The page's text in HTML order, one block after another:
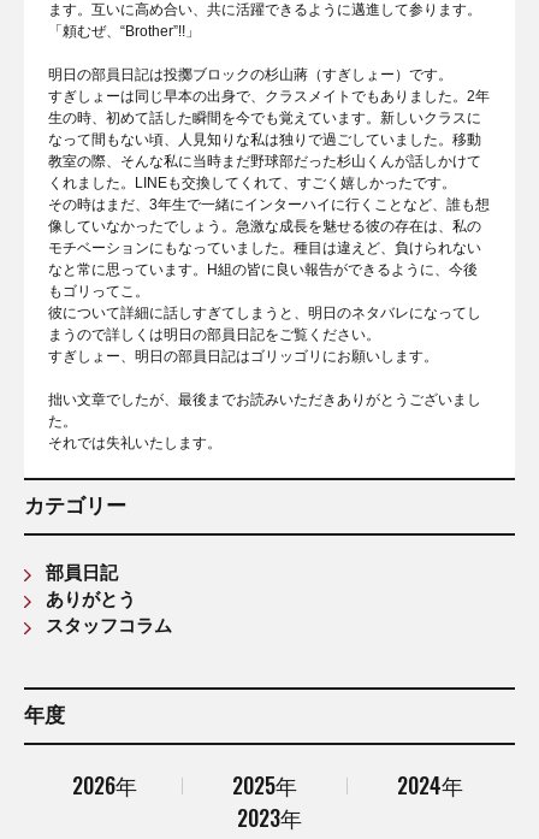
ます。互いに高め合い、共に活躍できるように邁進して参ります。
「頼むぜ、“Brother”!!」
明日の部員日記は投擲ブロックの杉山蔣（すぎしょー）です。
すぎしょーは同じ早本の出身で、クラスメイトでもありました。2年
生の時、初めて話した瞬間を今でも覚えています。新しいクラスに
なって間もない頃、人見知りな私は独りで過ごしていました。移動
教室の際、そんな私に当時まだ野球部だった杉山くんが話しかけて
くれました。LINEも交換してくれて、すごく嬉しかったです。
その時はまだ、3年生で一緒にインターハイに行くことなど、誰も想
像していなかったでしょう。急激な成長を魅せる彼の存在は、私の
モチベーションにもなっていました。種目は違えど、負けられない
なと常に思っています。H組の皆に良い報告ができるように、今後
もゴリってこ。
彼について詳細に話しすぎてしまうと、明日のネタバレになってし
まうので詳しくは明日の部員日記をご覧ください。
すぎしょー、明日の部員日記はゴリッゴリにお願いします。
拙い文章でしたが、最後までお読みいただきありがとうございまし
た。
それでは失礼いたします。
カテゴリー
部員日記
ありがとう
スタッフコラム
年度
2026年 2025年
2024年
2023年